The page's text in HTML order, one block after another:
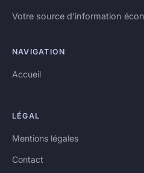
Votre source d'information
NAVIGATION
Accueil
LÉGAL
Mentions légales
Contact